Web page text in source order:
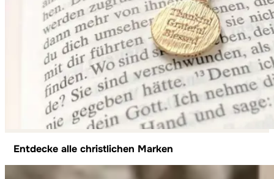
Entdecke alle christlichen Marken